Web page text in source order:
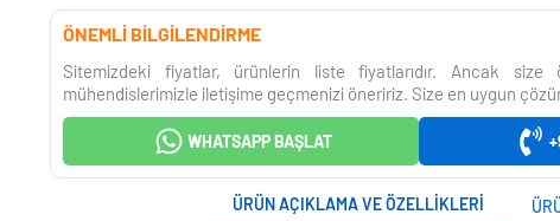
ÖNEMLİ BİLGİLENDİRME
Sitemizdeki fiyatlar, ürünlerin liste fiyatlarıdır. Ancak size
mühendislerimizle iletişime geçmenizi öneririz. Size en uygun
WHATSAPP BAŞLAT
ÜRÜN AÇIKLAMA VE ÖZELLIKLERI